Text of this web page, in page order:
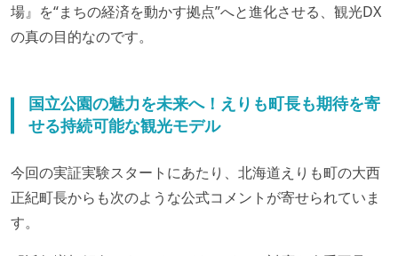
場』を“まちの経済を動かす拠点”へと進化させる、観光DX
の真の目的なのです。
国立公園の魅力を未来へ！えりも町長も期待を寄
せる持続可能な観光モデル
今回の実証実験スタートにあたり、北海道えりも町の大西
正紀町長からも次のような公式コメントが寄せられていま
す。